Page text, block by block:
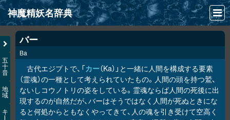
神魔精妖名辞典
NEWS
INFO
文献
検索
凖項目
五
十
音
地
域
キ
バー
Ba
古代エジプトで、「カー（Ka）」と一緒に人間を構成する要素
（霊魂）の一種として考えられていたもの。人間の頭を持つ鷲、
ないしコウノトリの姿をしている。霊魂ならば人間の死後に出
現するのが自然だが、バーはそうではなく人間が死ぬときにな
ると何処からともなくやってきて、人の魂を引き受けて空高く